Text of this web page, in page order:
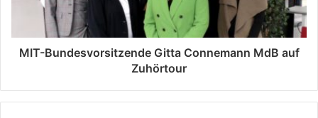
MIT-Bundesvorsitzende Gitta Connemann MdB auf
Zuhörtour